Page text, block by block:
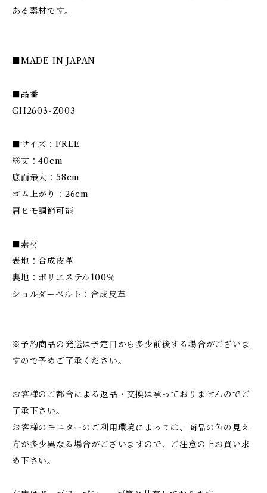
ある素材です。
■MADE IN JAPAN
■品番
CH2603-Z003
■サイズ：FREE
総丈：40cm
底面最大：58cm
ゴム上がり：26cm
肩ヒモ調節可能
■素材
表地：合成皮革
裏地：ポリエステル100％
ショルダーベルト：合成皮革
※予約商品の発送は予定日から多少前後する場合がございま
すので予めご了承ください。
お客様のご都合による返品・交換は承っておりませんのでご
了承下さい。
お客様のモニターのご利用環境によっては、商品の色の見え
方が多少異なる場合がございますので、ご注意の上お買い求
め下さい。